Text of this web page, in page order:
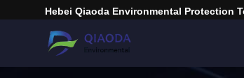
Hebei Qiaoda Environmental Protection